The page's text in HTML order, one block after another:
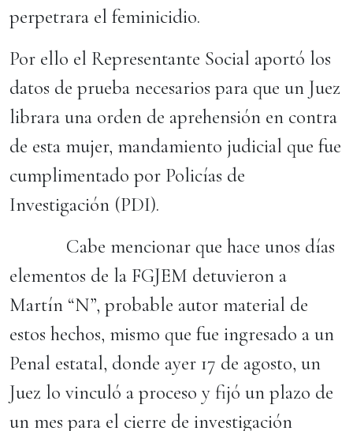
perpetrara el feminicidio.
Por ello el Representante Social aportó los
datos de prueba necesarios para que un Juez
librara una orden de aprehensión en contra
de esta mujer, mandamiento judicial que fue
cumplimentado por Policías de
Investigación (PDI).
Cabe mencionar que hace unos días
elementos de la FGJEM detuvieron a
Martín “N”, probable autor material de
estos hechos, mismo que fue ingresado a un
Penal estatal, donde ayer 17 de agosto, un
Juez lo vinculó a proceso y fijó un plazo de
un mes para el cierre de investigación